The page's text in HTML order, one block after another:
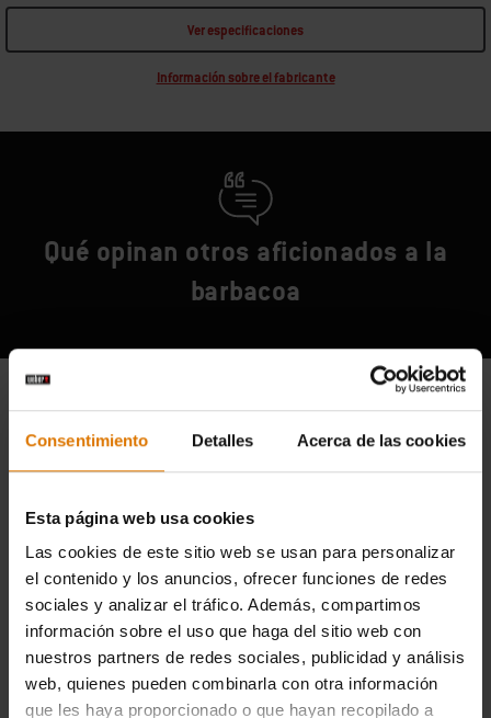
Consentimiento Detalles Acerca de las cookies
Esta página web usa cookies
Las cookies de este sitio web se usan para personalizar
el contenido y los anuncios, ofrecer funciones de redes
sociales y analizar el tráfico. Además, compartimos
información sobre el uso que haga del sitio web con
nuestros partners de redes sociales, publicidad y análisis
web, quienes pueden combinarla con otra información
que les haya proporcionado o que hayan recopilado a
Ver especificaciones
Información sobre el fabricante
Qué opinan otros aficionados a la
barbacoa